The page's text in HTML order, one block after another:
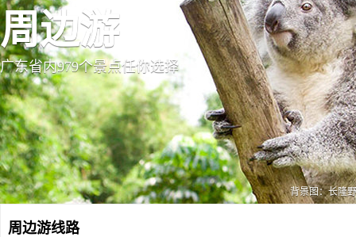
周边游
广东省内979个景点任你选择
背景图：长隆
周边游线路